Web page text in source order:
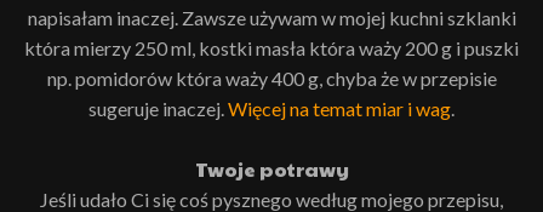
napisałam inaczej. Zawsze używam w mojej kuchni szklanki
która mierzy 250 ml, kostki masła która waży 200 g i puszki
np. pomidorów która waży 400 g, chyba że w przepisie
sugeruje inaczej. Więcej na temat miar i wag
Twoje potrawy
Jeśli udało Ci się coś pysznego według mojego przepisu,